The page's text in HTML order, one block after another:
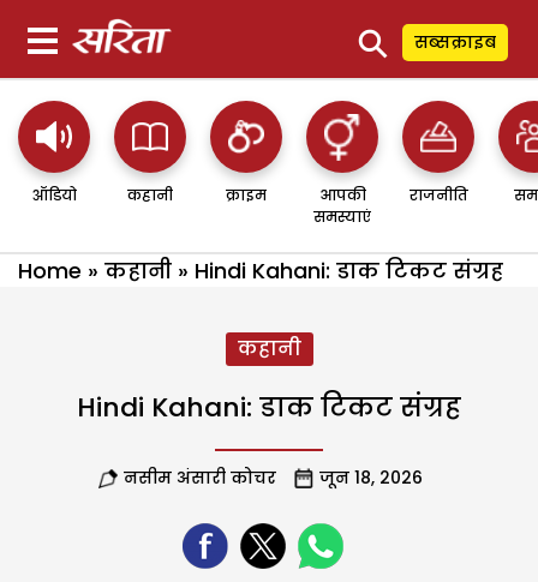
⚲ सब्सक्राइब
ऑडियो कहानी क्राइम
आपकी
समस्याएं
राजनीति
Home » कहानी » Hindi Kahani: डाक टिकट संग्रह
कहानी
Hindi Kahani: डाक टिकट संग्रह
नसीम अंसारी कोचर जून 18, 2026